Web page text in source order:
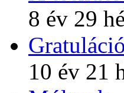
8 év 29
Gratuláció
10 év 21